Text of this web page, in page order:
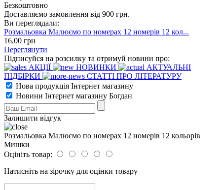
Безкоштовно
Доставляємо замовлення від 900 грн.
Ви переглядали:
Розмальовка Малюємо по номерах 12 номерів 12 кол...
16,00 грн
Переглянути
Підписуйся на розсилку та отримуй новини про:
АКЦІЇ
НОВИНКИ
АКТУАЛЬНІ
ПІДБІРКИ
СТАТТІ ПРО ЛІТЕРАТУРУ
Нова продукція Інтернет магазину
Новини Інтернет магазину Богдан
Залишити відгук
Розмальовка Малюємо по номерах 12 номерів 12 кольорів
Мишки
Оцініть товар:
Натисніть на зірочку для оцінки товару